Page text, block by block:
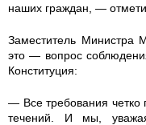
r
.
j
r
.
j
r
.
j
наших граждан, —
Заместитель Министра
это — вопрос
Конституция:
— Все требования
течений. И мы,